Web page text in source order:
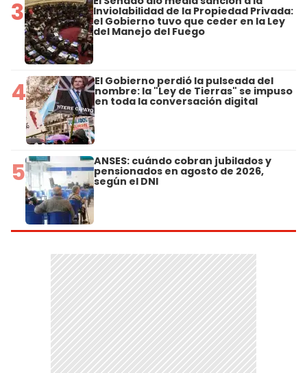
3 Inviolabilidad de la Propiedad Privada:
el Gobierno tuvo que ceder en la Ley
del Manejo del Fuego
4 El Gobierno perdió la pulseada del
nombre: la "Ley de Tierras" se impuso
en toda la conversación digital
5 ANSES: cuándo cobran jubilados y
pensionados en agosto de 2026,
según el DNI